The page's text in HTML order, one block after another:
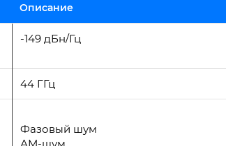
Описание
-149 дБн/Гц
44 ГГц
Фазовый шум